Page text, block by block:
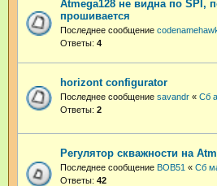
Atmega128 не видна по SPI,
прошивается
Последнее сообщение
Ответы: 4
horizont configurator
Последнее сообщение savandr « Сб
Ответы: 2
Регулятор скважности на
Последнее сообщение BOB51 « Сб
Ответы: 42